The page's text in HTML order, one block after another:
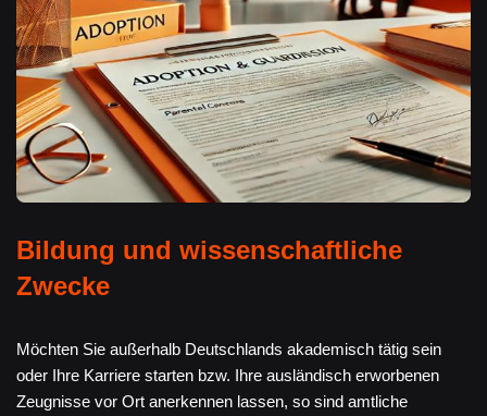
Bildung und wissenschaftliche
Zwecke
Möchten Sie außerhalb Deutschlands akademisch tätig sein
oder Ihre Karriere starten bzw. Ihre ausländisch erworbenen
Zeugnisse vor Ort anerkennen lassen, so sind amtliche